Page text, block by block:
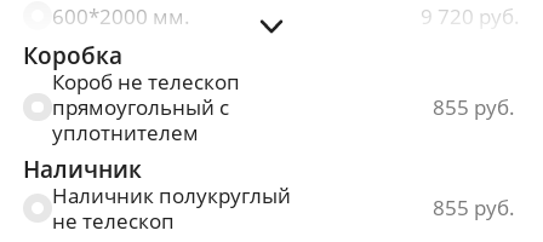
600*2000 мм.
9 720
700*2000 мм.
800*2000 мм.
9 720
900*2000 мм.
Коробка
Короб не телескоп
прямоугольный с
уплотнителем
855
Наличник
Наличник полукруглый
не телескоп
855